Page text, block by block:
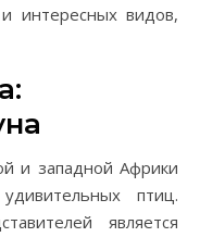
интересных видов,
и западной Африки
птиц.
является